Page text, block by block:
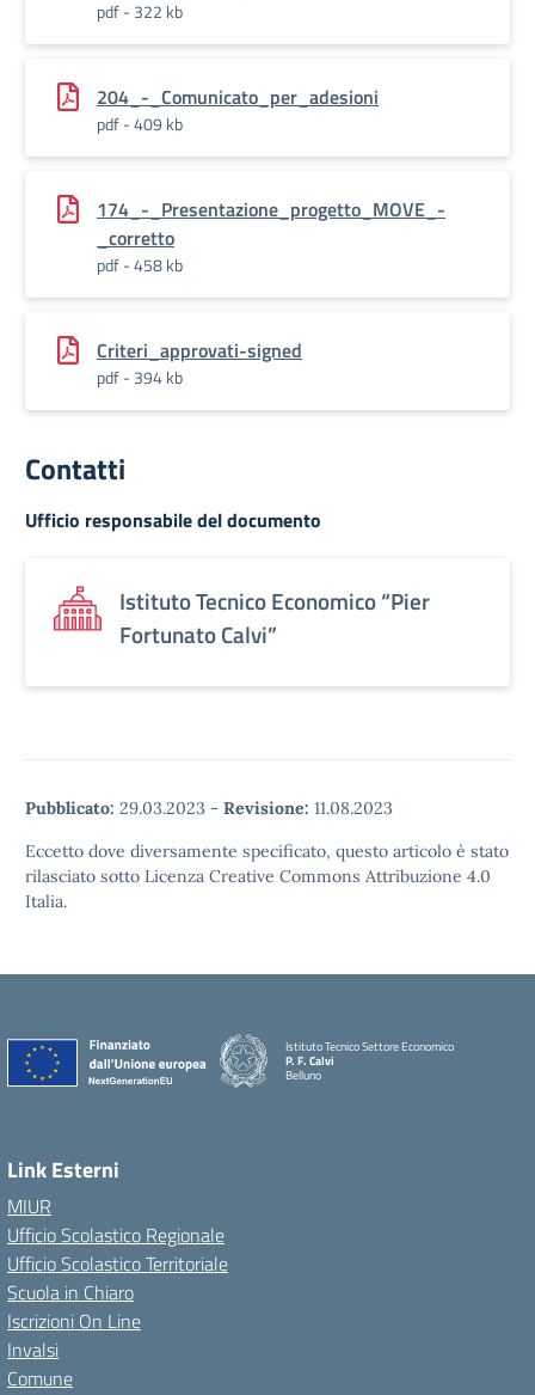
pdf - 322 kb
204_-_Comunicato_per_adesioni
pdf - 409 kb
174_-_Presentazione_progetto_MOVE_-
_corretto
pdf - 458 kb
Criteri_approvati-signed
pdf - 394 kb
Contatti
Ufficio responsabile del documento
Istituto Tecnico Economico “Pier
Fortunato Calvi”
Pubblicato: 29.03.2023 - Revisione: 11.08.2023
Eccetto dove diversamente specificato, questo articolo è stato
rilasciato sotto Licenza Creative Commons Attribuzione 4.0
Italia.
Istituto Tecnico Settore Economico
P. F. Calvi
Belluno
Link Esterni
MIUR
Ufficio Scolastico Regionale
Ufficio Scolastico Territoriale
Scuola in Chiaro
Iscrizioni On Line
Invalsi
Comune